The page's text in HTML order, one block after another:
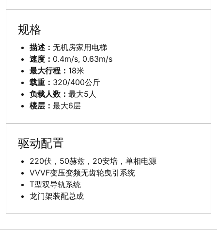
规格
描述： 无机房家用电梯
速度： 0.4m/s, 0.63m/s
最大行程： 18米
载重： 320/400公斤
负载人数： 最大5人
楼层： 最大6层
驱动配置
220伏，50赫兹，20安培，单相电源
VVVF变压变频无齿轮曳引系统
T型双导轨系统
龙门架装配总成